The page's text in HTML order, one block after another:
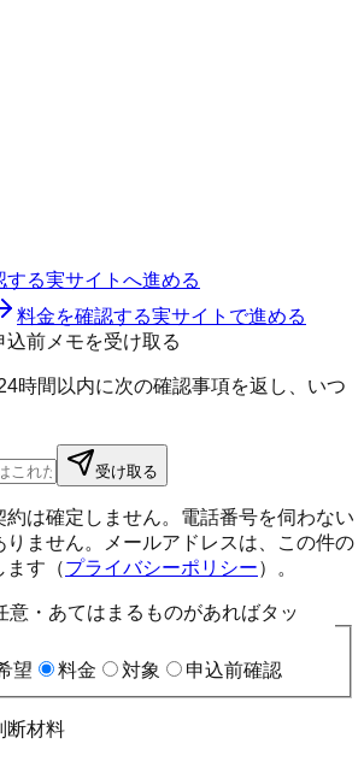
する実サイトへ進める
料金を確認する実サイトで進める
前メモを受け取る
時間以内に次の確認事項を返し、いつ
受け取る
は確定しません。電話番号を伺わない
りません。メールアドレスは、この件の
ます（プライバシーポリシー）。
意・あてはまるものがあればタッ
望
料金 対象 申込前確認
断材料